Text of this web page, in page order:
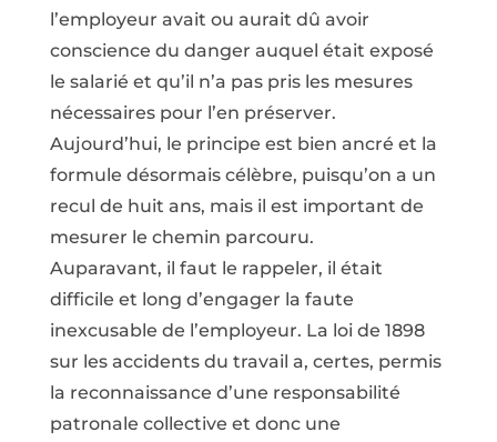
l’employeur avait ou aurait dû avoir
conscience du danger auquel était exposé
le salarié et qu’il n’a pas pris les mesures
nécessaires pour l’en préserver.
Aujourd’hui, le principe est bien ancré et la
formule désormais célèbre, puisqu’on a un
recul de huit ans, mais il est important de
mesurer le chemin parcouru.
Auparavant, il faut le rappeler, il était
difficile et long d’engager la faute
inexcusable de l’employeur. La loi de 1898
sur les accidents du travail a, certes, permis
la reconnaissance d’une responsabilité
patronale collective et donc une